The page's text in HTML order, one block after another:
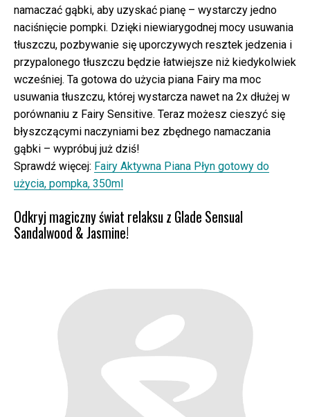
namaczać gąbki, aby uzyskać pianę – wystarczy jedno
naciśnięcie pompki. Dzięki niewiarygodnej mocy usuwania
tłuszczu, pozbywanie się uporczywych resztek jedzenia i
przypalonego tłuszczu będzie łatwiejsze niż kiedykolwiek
wcześniej. Ta gotowa do użycia piana Fairy ma moc
usuwania tłuszczu, której wystarcza nawet na 2x dłużej w
porównaniu z Fairy Sensitive. Teraz możesz cieszyć się
błyszczącymi naczyniami bez zbędnego namaczania
gąbki – wypróbuj już dziś!
Sprawdź więcej: Fairy Aktywna Piana Płyn gotowy do
użycia, pompka, 350ml
Odkryj magiczny świat relaksu z Glade Sensual
Sandalwood & Jasmine!